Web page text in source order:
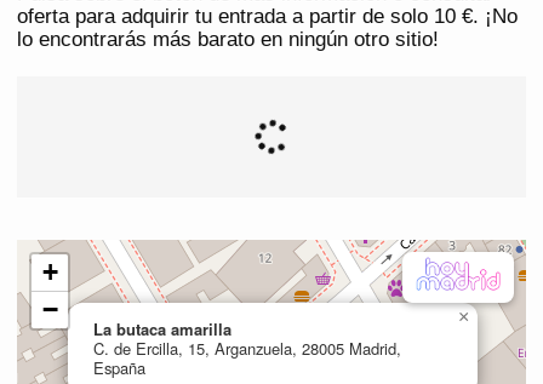
oferta para adquirir tu entrada a partir de solo 10 €. ¡No
lo encontrarás más barato en ningún otro sitio!